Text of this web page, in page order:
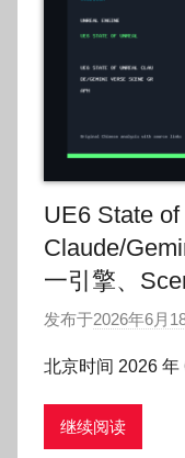
UE6 State of
Claude/
一引擎、
发布于2026年6月
北京时间 2026 年
继续阅读